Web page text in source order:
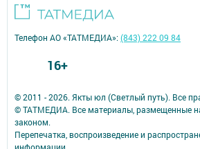
© 2011 - 2026. Якты юл (Светлый путь). Все
© ТАТМЕДИА. Все материалы, размещенные
законом.
Перепечатка, воспроизведение и
Телефон АО «ТАТМЕДИА»:(843) 222 09 84
16+